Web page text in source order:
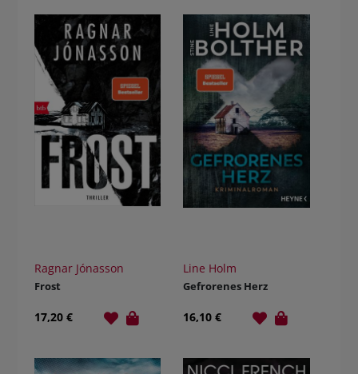
Ragnar Jónasson
Frost
17,20 €
Line Holm
Gefrorenes Herz
16,10 €